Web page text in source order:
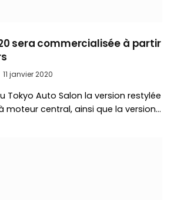
sera commercialisée à partir
11 janvier 2020
Tokyo Auto Salon la version restylée
moteur central, ainsi que la version…